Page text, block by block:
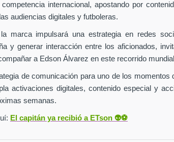
internacional, apostando por
audiencias digitales y futboleras.
la marca impulsará una estrategia en redes
y generar interacción entre los aficionados,
a Edson Álvarez en este recorrido
de comunicación para uno de los momentos
activaciones digitales, contenido especial y
semanas.
El capitán ya recibió a ETson 👽⚽️